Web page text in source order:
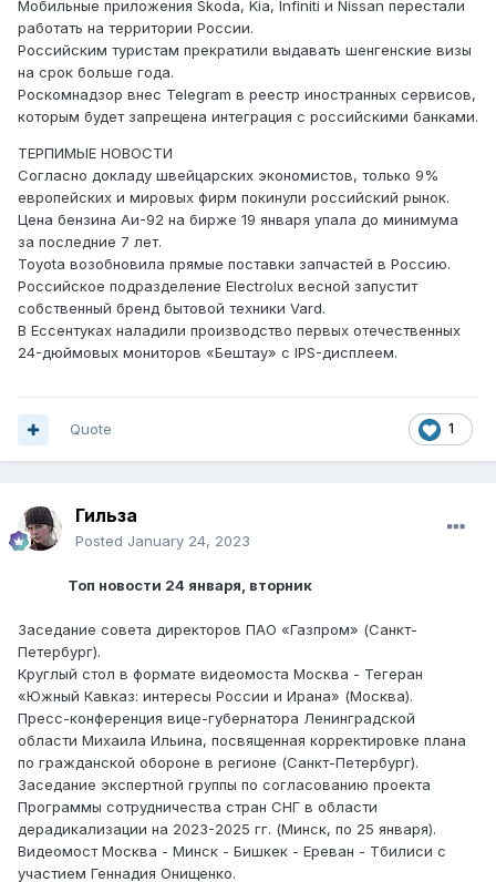
Мобильные приложения Skoda, Kia, Infiniti и Nissan перестали
работать на территории России.
Российским туристам прекратили выдавать шенгенские визы
на срок больше года.
Роскомнадзор внес Telegram в реестр иностранных сервисов,
которым будет запрещена интеграция с российскими банками.
ТЕРПИМЫЕ НОВОСТИ
Согласно докладу швейцарских экономистов, только 9%
европейских и мировых фирм покинули российский рынок.
Цена бензина Аи-92 на бирже 19 января упала до минимума
за последние 7 лет.
Toyota возобновила прямые поставки запчастей в Россию.
Российское подразделение Electrolux весной запустит
собственный бренд бытовой техники Vard.
В Ессентуках наладили производство первых отечественных
24-дюймовых мониторов «Бештау» с IPS-дисплеем.
1
Quote
Гильза
Posted January 24, 2023
Топ новости 24 января, вторник
Заседание совета директоров ПАО «Газпром» (Санкт-
Петербург).
Круглый стол в формате видеомоста Москва - Тегеран
«Южный Кавказ: интересы России и Ирана» (Москва).
Пресс-конференция вице-губернатора Ленинградской
области Михаила Ильина, посвященная корректировке плана
по гражданской обороне в регионе (Санкт-Петербург).
Заседание экспертной группы по согласованию проекта
Программы сотрудничества стран СНГ в области
дерадикализации на 2023-2025 гг. (Минск, по 25 января).
Видеомост Москва - Минск - Бишкек - Ереван - Тбилиси с
участием Геннадия Онищенко.